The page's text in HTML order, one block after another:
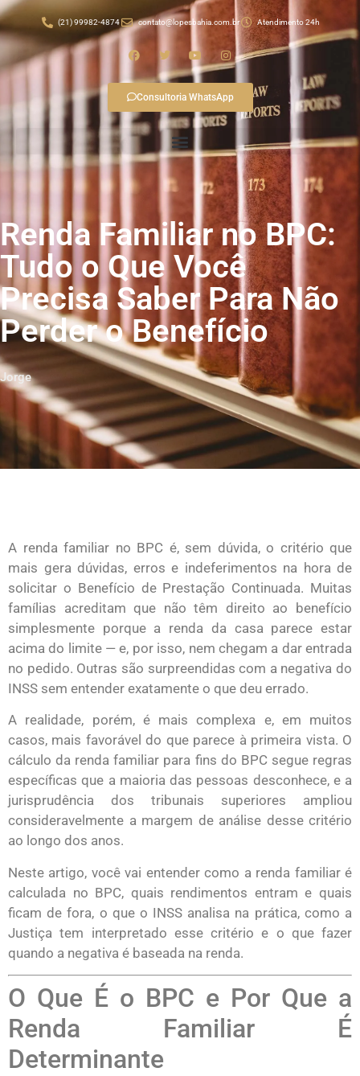
(21) 99982-4874 contato@lopesbahia.com.br Atendimento 24h
Consultoria WhatsApp
Renda Familiar no BPC:
Tudo o Que Você
Precisa Saber Para Não
Perder o Benefício
Jorge
A renda familiar no BPC é, sem dúvida, o critério que
mais gera dúvidas, erros e indeferimentos na hora de
solicitar o Benefício de Prestação Continuada. Muitas
famílias acreditam que não têm direito ao benefício
simplesmente porque a renda da casa parece estar
acima do limite — e, por isso, nem chegam a dar entrada
no pedido. Outras são surpreendidas com a negativa do
INSS sem entender exatamente o que deu errado.
A realidade, porém, é mais complexa e, em muitos
casos, mais favorável do que parece à primeira vista. O
cálculo da renda familiar para fins do BPC segue regras
específicas que a maioria das pessoas desconhece, e a
jurisprudência dos tribunais superiores ampliou
consideravelmente a margem de análise desse critério
ao longo dos anos.
Neste artigo, você vai entender como a renda familiar é
calculada no BPC, quais rendimentos entram e quais
ficam de fora, o que o INSS analisa na prática, como a
Justiça tem interpretado esse critério e o que fazer
quando a negativa é baseada na renda.
O Que É o BPC e Por Que a
Renda Familiar É
Determinante